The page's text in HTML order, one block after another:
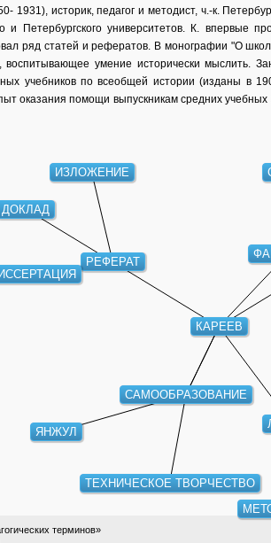
1931), историк, педагог и методист, ч.-к.
и Петербургского университетов. К. впервые
ряд статей и рефератов. В монографии "О
воспитывающее умение исторически мыслить.
учебников по всеобщей истории (изданы в
оказания помощи выпускникам средних
КАРЕЕВ
РЕФЕРАТ
САМООБРАЗОВАНИЕ
ДОКЛАД
ИЗЛОЖЕНИЕ
ТЕХНИЧЕСКОЕ ТВОРЧЕСТВО
ЯНЖУЛ
терминов»